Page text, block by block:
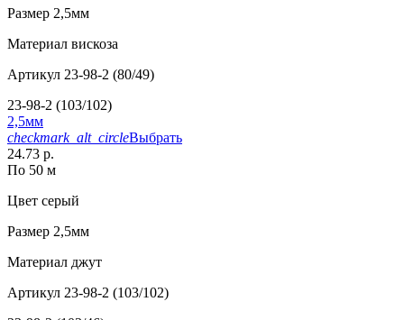
Размер 2,5мм
Материал вискоза
Артикул 23-98-2 (80/49)
23-98-2 (103/102)
2,5мм
checkmark_alt_circleВыбрать
24.73 р.
По 50 м
Цвет серый
Размер 2,5мм
Материал джут
Артикул 23-98-2 (103/102)